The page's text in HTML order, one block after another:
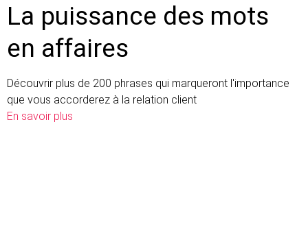
La puissance des mots
en affaires
Découvrir plus de 200 phrases qui marqueront l'importance
que vous accorderez à la relation client
En savoir plus